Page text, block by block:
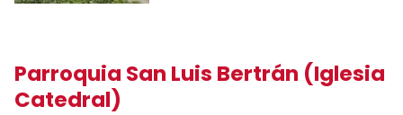
Parroquia San Luis Bertrán (Iglesia
Catedral)